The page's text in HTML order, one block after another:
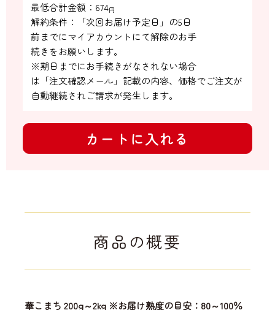
最低合計金額： 674円
解約条件：「次回お届け予定日」の5日
前までにマイアカウントにて解除のお手
続きをお願いします。
※期日までにお手続きがなされない場合
は「注文確認メール」記載の内容、価格でご注文が
自動継続されご請求が発生します。
カートに入れる
商品の概要
華こまち 200g～2kg ※お届け熟度の目安：80～100％